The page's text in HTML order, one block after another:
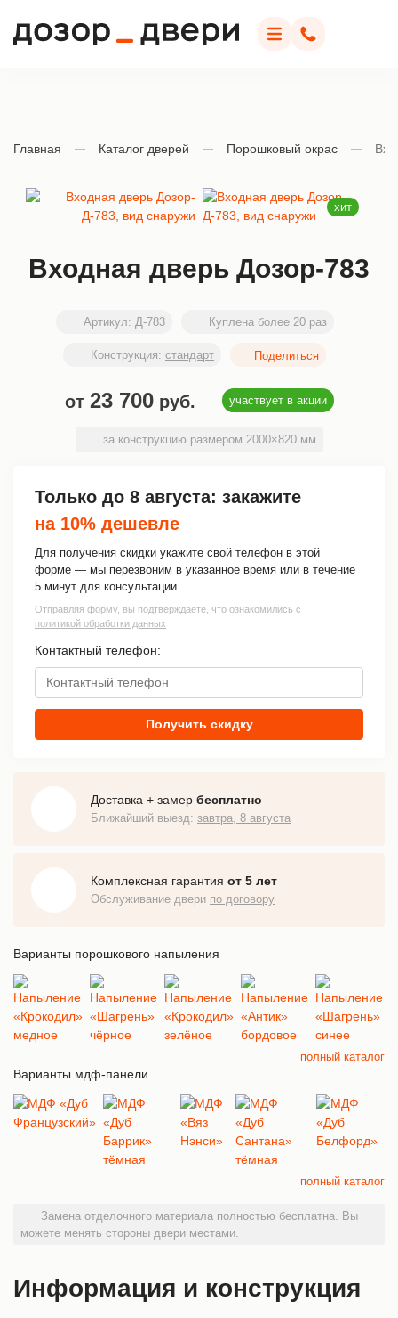
Дозор Двери
МенюПозвонить
Главная Каталог дверей Порошковый окрас
Входная дверь Дозор-783
Артикул: Д-783 Куплена более 20 раз
Конструкция: стандарт
от 23 700руб. участвует в акции
за конструкцию размером 2000×820 мм
Только до 8 августа: закажите
на 10% дешевле
Для получения скидки укажите свой телефон в этой
форме — мы перезвоним в указанное время или в течение
5 минут для консультации.
Отправляя форму, вы подтверждаете, что ознакомились с
политикой обработки данных
Контактный телефон:
Получить скидку
Доставка + замер бесплатно
Ближайший выезд: завтра, 8 августа
Комплексная гарантия от 5 лет
Обслуживание двери по договору
Варианты порошкового напыления
полный каталог
Варианты мдф-панели
полный каталог
Замена отделочного материала полностью бесплатна. Вы
можете менять стороны двери местами.
Информация и конструкция